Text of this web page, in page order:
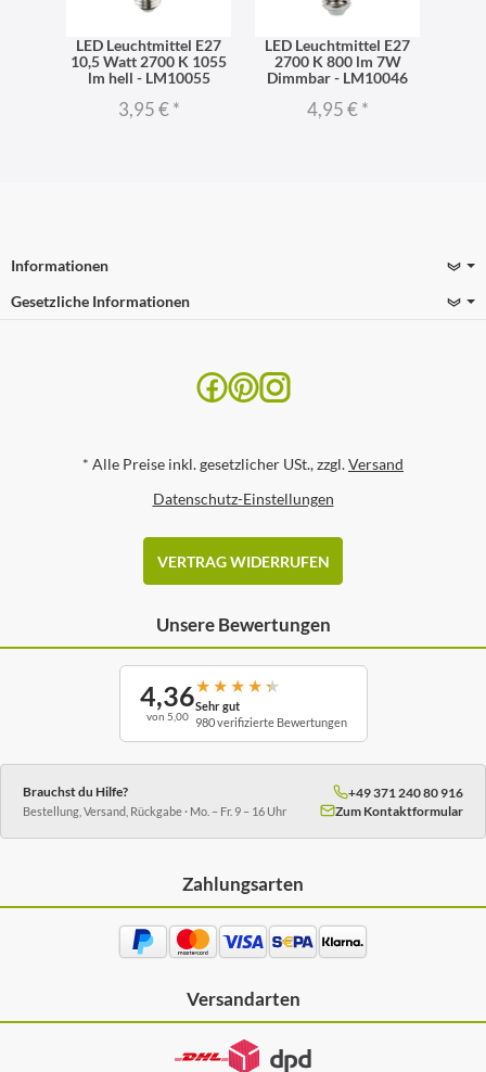
LED Leuchtmittel E27
10,5 Watt 2700 K 1055
lm hell - LM10055
3,95 €*
LED Leuchtmittel E27
2700 K 800 lm 7W
Dimmbar - LM10046
4,95 €*
Informationen
Gesetzliche Informationen
* Alle Preise inkl. gesetzlicher USt., zzgl.Versand
Datenschutz-Einstellungen
VERTRAG WIDERRUFEN
Unsere Bewertungen
4,36
von 5,00
★ ★ ★ ★ ★
Sehr gut
980 verifizierte Bewertungen
Brauchst du Hilfe?
Bestellung, Versand, Rückgabe · Mo. – Fr. 9 – 16 Uhr
+49 371 240 80 916
Zum Kontaktformular
Zahlungsarten
Versandarten